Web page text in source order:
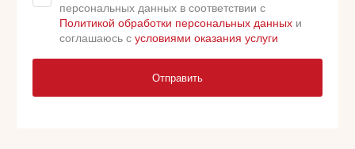
персональных данных в соответствии с
Политикой обработки персональных данных и
соглашаюсь с условиями оказания услуги
Отправить